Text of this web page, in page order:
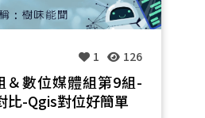
1 126
＆數位媒體組第9組-
比-Qgis對位好簡單